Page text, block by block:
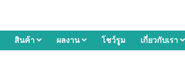
สินค้า ผลงาน โชว์รูม เกี่ยวกับเรา